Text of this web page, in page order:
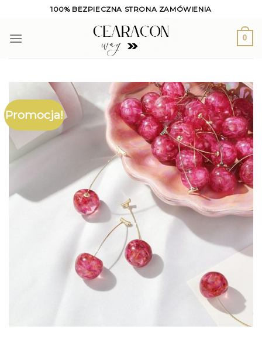
content
100% BEZPIECZNA STRONA ZAMÓWIENIA
0
Promocja!